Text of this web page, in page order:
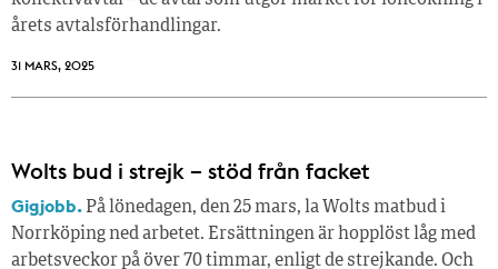
årets avtalsförhandlingar.
31 MARS, 2025
Wolts bud i strejk – stöd från facket
Gigjobb. På lönedagen, den 25 mars, la Wolts matbud i
Norrköping ned arbetet. Ersättningen är hopplöst låg med
arbetsveckor på över 70 timmar, enligt de strejkande. Och